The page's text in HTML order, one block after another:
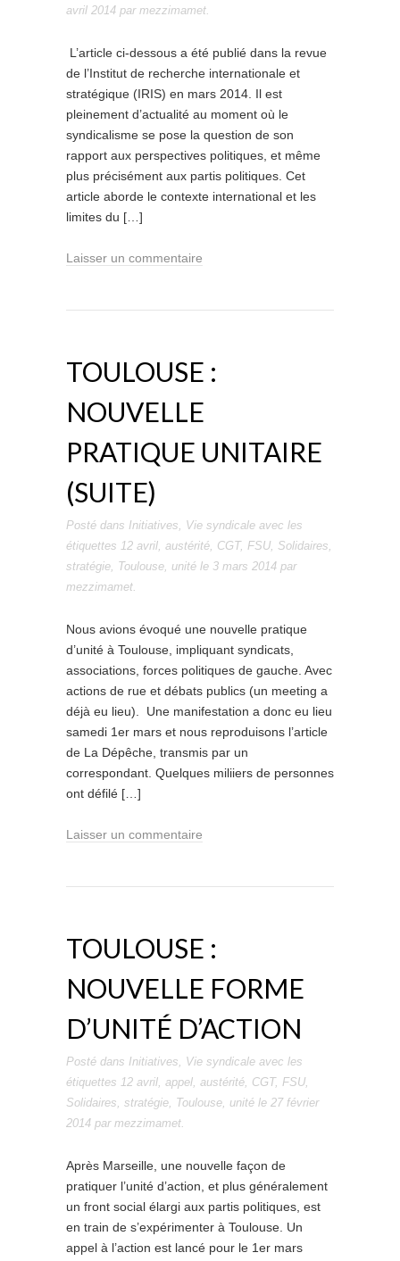
avril 2014 par mezzimamet.
L’article ci-dessous a été publié dans la revue
de l’Institut de recherche internationale et
stratégique (IRIS) en mars 2014. Il est
pleinement d’actualité au moment où le
syndicalisme se pose la question de son
rapport aux perspectives politiques, et même
plus précisément aux partis politiques. Cet
article aborde le contexte international et les
limites du […]
Laisser un commentaire
TOULOUSE :
NOUVELLE
PRATIQUE UNITAIRE
(SUITE)
Posté dans Initiatives, Vie syndicale avec les
étiquettes 12 avril, austérité, CGT, FSU, Solidaires,
stratégie, Toulouse, unité le 3 mars 2014 par
mezzimamet.
Nous avions évoqué une nouvelle pratique
d’unité à Toulouse, impliquant syndicats,
associations, forces politiques de gauche. Avec
actions de rue et débats publics (un meeting a
déjà eu lieu). Une manifestation a donc eu lieu
samedi 1er mars et nous reproduisons l’article
de La Dépêche, transmis par un
correspondant. Quelques miliiers de personnes
ont défilé […]
Laisser un commentaire
TOULOUSE :
NOUVELLE FORME
D’UNITÉ D’ACTION
Posté dans Initiatives, Vie syndicale avec les
étiquettes 12 avril, appel, austérité, CGT, FSU,
Solidaires, stratégie, Toulouse, unité le 27 février
2014 par mezzimamet.
Après Marseille, une nouvelle façon de
pratiquer l’unité d’action, et plus généralement
un front social élargi aux partis politiques, est
en train de s’expérimenter à Toulouse. Un
appel à l’action est lancé pour le 1er mars